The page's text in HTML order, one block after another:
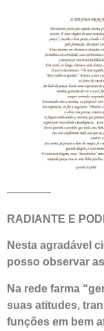
————
RADIANTE E
Nesta agradável
posso observar
Na rede farma
suas atitudes,
funções em bem